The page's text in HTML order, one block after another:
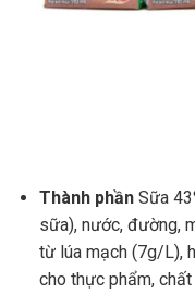
Thành phần Sữa
sữa), nước, đường,
từ lúa mạch (7g/L),
cho thực phẩm,